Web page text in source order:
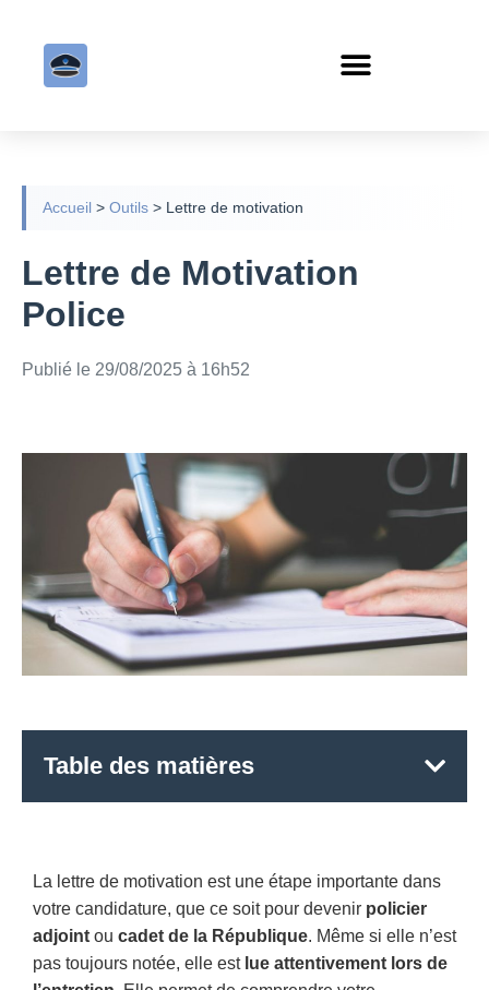
Accueil > Outils > Lettre de motivation
Lettre de Motivation
Police
Publié le 29/08/2025 à 16h52
Table des matières
La lettre de motivation est une étape importante dans
votre candidature, que ce soit pour devenir policier
adjoint ou cadet de la République. Même si elle n’est
pas toujours notée, elle est lue attentivement lors de